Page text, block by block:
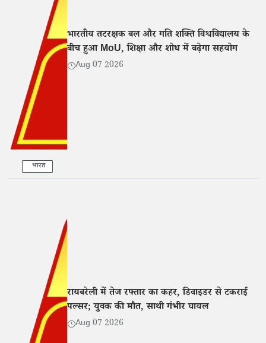
भारत
भारतीय तटरक्षक बल और गति शक्ति विश्वविद्यालय के
बीच हुआ MoU, शिक्षा और शोध में बढ़ेगा सहयोग
Aug 07 2026
रायबरेली में तेज रफ्तार का कहर, डिवाइडर से टकराई
पल्सर; युवक की मौत, साथी गंभीर घायल
Aug 07 2026